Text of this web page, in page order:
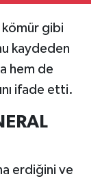
kömür gibi
kaydeden
hem de
ifade etti.
erdiğini ve